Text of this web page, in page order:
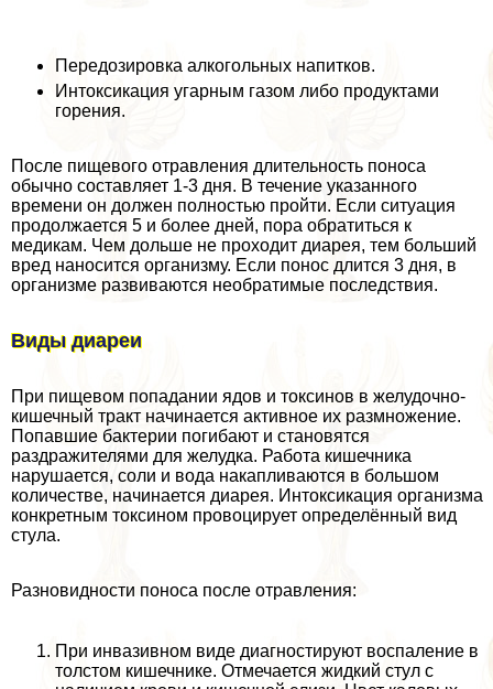
Передозировка алкогольных напитков.
Интоксикация угарным газом либо продуктами
горения.
После пищевого отравления длительность поноса
обычно составляет 1-3 дня. В течение указанного
времени он должен полностью пройти. Если ситуация
продолжается 5 и более дней, пора обратиться к
медикам. Чем дольше не проходит диарея, тем больший
вред наносится организму. Если понос длится 3 дня, в
организме развиваются необратимые последствия.
Виды диареи
При пищевом попадании ядов и токсинов в желудочно-
кишечный тpaкт начинается активное их размножение.
Попавшие бактерии погибают и становятся
раздражителями для желудка. Работа кишечника
нарушается, соли и вода накапливаются в большом
количестве, начинается диарея. Интоксикация организма
конкретным токсином провоцирует определённый вид
стула.
Разновидности поноса после отравления:
При инвазивном виде диагностируют воспаление в
толстом кишечнике. Отмечается жидкий стул с